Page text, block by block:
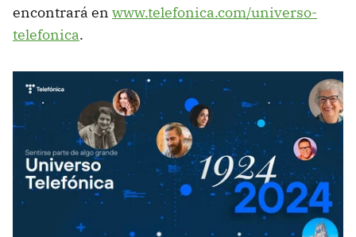
encontrará en www.telefonica.com/universo-
telefonica.